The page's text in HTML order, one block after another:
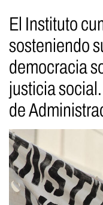
El Instituto
sosteniendo
democracia
justicia
de